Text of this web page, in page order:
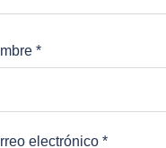
*
electrónico *